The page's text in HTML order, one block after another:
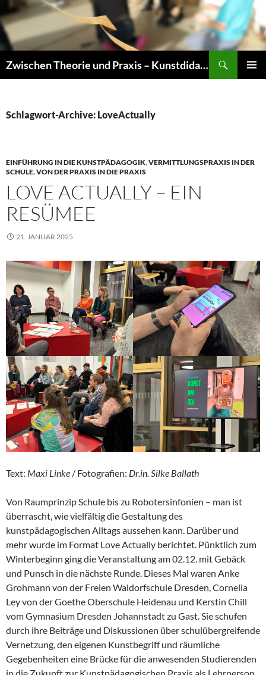
Zum
Inhalt
springen
Zwischen Theorie und Praxis – Kunstdidaktik an der TU Dresden
Schlagwort-Archive: LoveActually
EINFÜHRUNG IN DIE KUNSTPÄDAGOGIK,VERMITTLUNGSPRAXIS IN DER
SCHULE,VON DER PRAXIS IN DIE PRAXIS
LOVE ACTUALLY – EIN
RESÜMEE
21. JANUAR 2025
Text: Maxi Linke / Fotografien: Dr.in. Silke Ballath
Von Raumprinzip Schule bis zu Robotersinfonien – man ist
überrascht, wie vielfältig die Gestaltung des
kunstpädagogischen Alltags aussehen kann. Darüber und
mehr wurde im Format Love Actually berichtet. Pünktlich zum
Winterbeginn ging die Veranstaltung am 02.12. mit Gebäck
und Punsch in die nächste Runde. Dieses Mal waren Anke
Grohmann von der Freien Waldorfschule Dresden, Cornelia
Ley von der Goethe Oberschule Heidenau und Kerstin Chill
vom Gymnasium Dresden Johannstadt zu Gast. Sie schufen
durch ihre Beiträge und Diskussionen über schulübergreifende
Vernetzung, den eigenen Kunstbegriff und räumliche
Gegebenheiten eine Brücke für die anwesenden Studierenden